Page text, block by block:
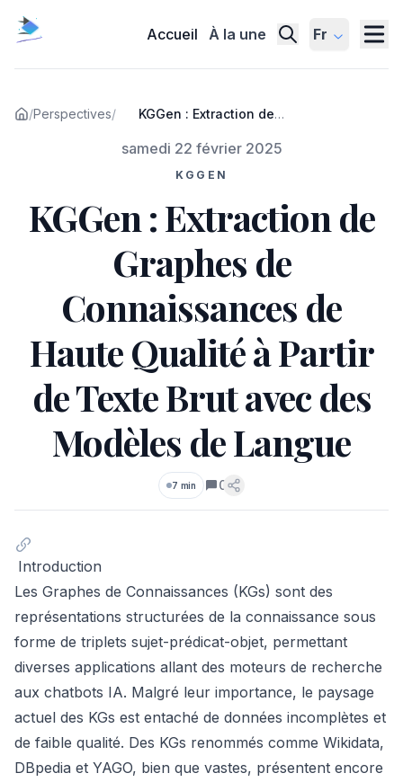
Accueil À la une Fr
/Perspectives/
KGGen : Extraction de
de Haute Qualité à Partir de
Texte Brut avec des
samedi 22 février 2025
KGGEN
KGGen : Extraction de
Graphes de
Connaissances de
Haute Qualité à Partir
de Texte Brut avec des
Modèles de Langue
7 min 0
Commentaires
Introduction
Les Graphes de Connaissances (KGs) sont des
représentations structurées de la connaissance sous
forme de triplets sujet-prédicat-objet, permettant
diverses applications allant des moteurs de recherche
aux chatbots IA. Malgré leur importance, le paysage
actuel des KGs est entaché de données incomplètes et
de faible qualité. Des KGs renommés comme Wikidata,
DBpedia et YAGO, bien que vastes, présentent encore